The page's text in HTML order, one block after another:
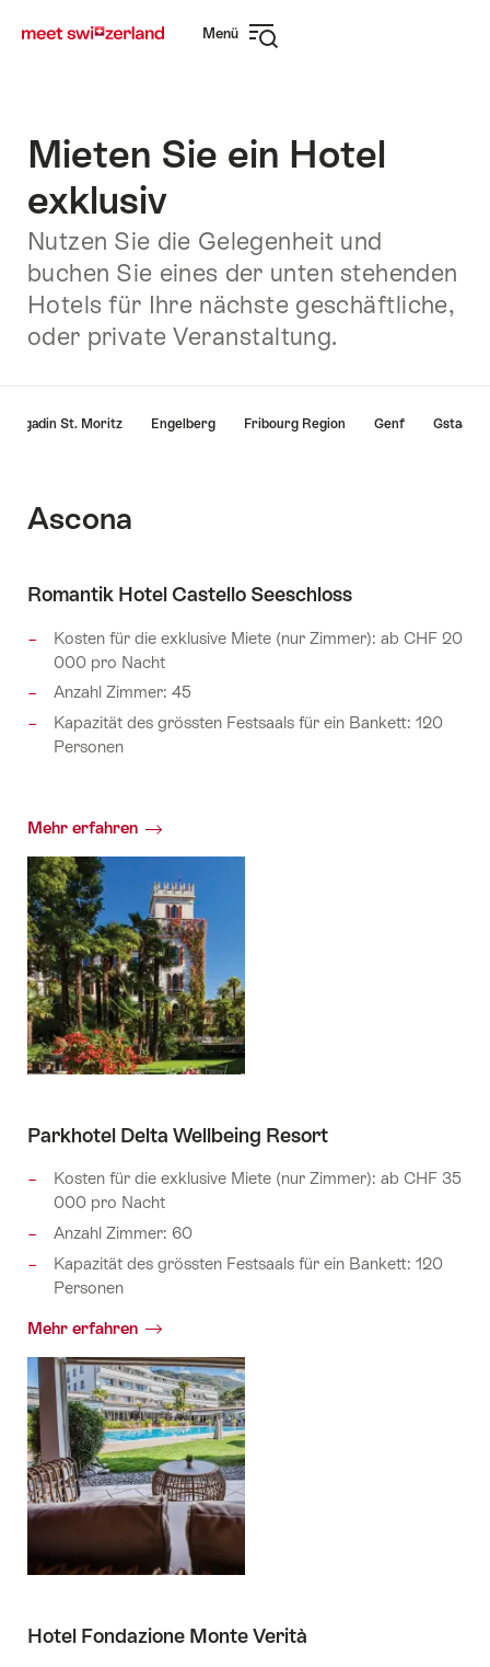
Menü
Mieten Sie ein Hotel
exklusiv
Nutzen Sie die Gelegenheit und
buchen Sie eines der unten stehenden
Hotels für Ihre nächste geschäftliche,
oder private Veranstaltung.
von
direkt
zu
dieser
Seite
führen.
Engadin St. Moritz Engelberg Fribourg Region Genf Gstaad
Ascona
Romantik Hotel Castello Seeschloss
Kosten für die exklusive Miete (nur Zimmer): ab CHF 20
000 pro Nacht
Anzahl Zimmer: 45
Kapazität des grössten Festsaals für ein Bankett: 120
Personen
Mehr erfahren
Parkhotel Delta Wellbeing Resort
Kosten für die exklusive Miete (nur Zimmer): ab CHF 35
000 pro Nacht
Anzahl Zimmer: 60
Kapazität des grössten Festsaals für ein Bankett: 120
Personen
Mehr erfahren
Hotel Fondazione Monte Verità